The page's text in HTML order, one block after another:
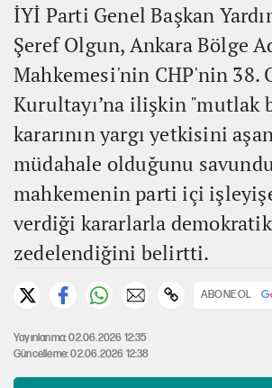
İYİ Parti Genel Başkan
Şeref Olgun, Ankara Bölge
Mahkemesi'nin CHP'nin 38.
Kurultayı’na ilişkin "mutlak
kararının yargı yetkisini
müdahale olduğunu
mahkemenin parti içi
verdiği kararlarla
zedelendiğini belirtti.
ABONE OL
Yayınlanma: 02.06.2026 12:35
Güncelleme: 02.06.2026 12:38